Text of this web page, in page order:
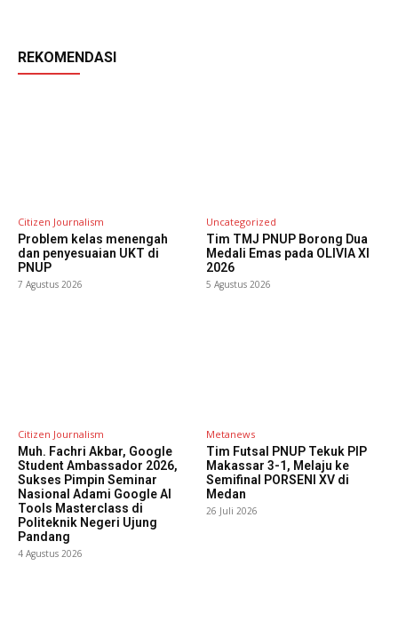
REKOMENDASI
Citizen Journalism
Problem kelas menengah
dan penyesuaian UKT di
PNUP
7 Agustus 2026
Uncategorized
Tim TMJ PNUP Borong Dua
Medali Emas pada OLIVIA XI
2026
5 Agustus 2026
Citizen Journalism
Muh. Fachri Akbar, Google
Student Ambassador 2026,
Sukses Pimpin Seminar
Nasional Adami Google AI
Tools Masterclass di
Politeknik Negeri Ujung
Pandang
4 Agustus 2026
Metanews
Tim Futsal PNUP Tekuk PIP
Makassar 3-1, Melaju ke
Semifinal PORSENI XV di
Medan
26 Juli 2026